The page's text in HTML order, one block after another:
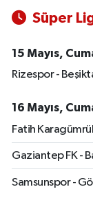
Süper
15 Mayıs,
Rizespor -
16 Mayıs,
Fatih
Gaziantep FK -
Samsunspor -